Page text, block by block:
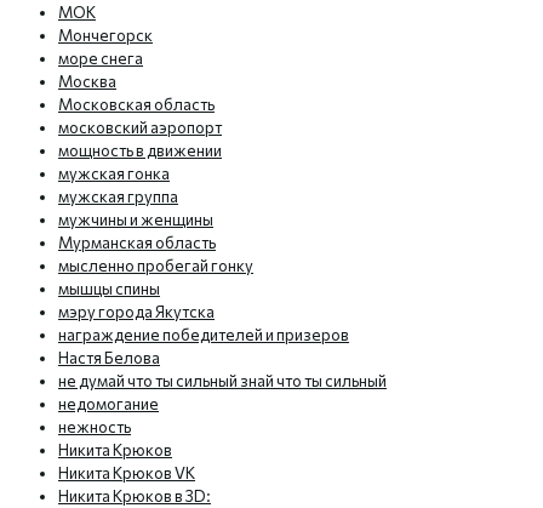
МОК
Мончегорск
море снега
Москва
Московская область
московский аэропорт
мощность в движении
мужская гонка
мужская группа
мужчины и женщины
Мурманская область
мысленно пробегай гонку
мышцы спины
мэру города Якутска
награждение победителей и призеров
Настя Белова
не думай что ты сильный знай что ты сильный
недомогание
нежность
Никита Крюков
Никита Крюков VK
Никита Крюков в 3D: